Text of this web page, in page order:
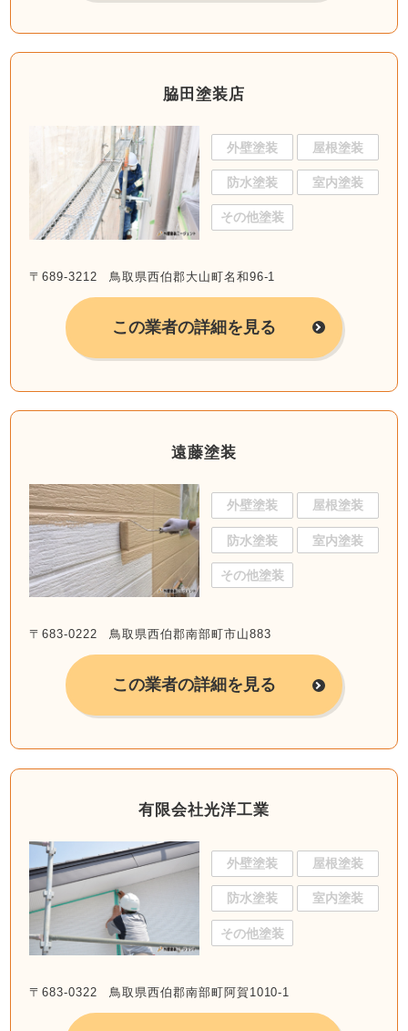
脇田塗装店
外壁塗装 屋根塗装
防水塗装 室内塗装
その他塗装
〒689-3212 鳥取県西伯郡大山町名和96-1
この業者の詳細を見る
遠藤塗装
外壁塗装 屋根塗装
防水塗装 室内塗装
その他塗装
〒683-0222 鳥取県西伯郡南部町市山883
この業者の詳細を見る
有限会社光洋工業
外壁塗装 屋根塗装
防水塗装 室内塗装
その他塗装
〒683-0322 鳥取県西伯郡南部町阿賀1010-1